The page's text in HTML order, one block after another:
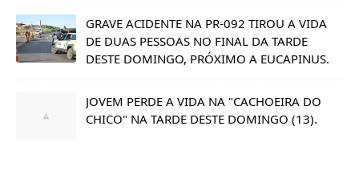
GRAVE ACIDENTE NA PR-092 TIROU A VIDA
DE DUAS PESSOAS NO FINAL DA TARDE
DESTE DOMINGO, PRÓXIMO A EUCAPINUS.
JOVEM PERDE A VIDA NA "CACHOEIRA DO
CHICO" NA TARDE DESTE DOMINGO (13).